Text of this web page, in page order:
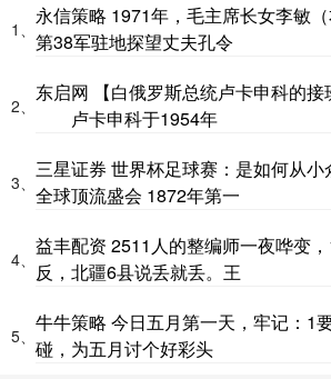
1、
永信策略 1971年，毛主席长女李敏
第38军驻地探望丈夫孔令
2、
东启网 【白俄罗斯总统卢卡申科的接
卢卡申科于1954年
3、
三星证券 世界杯足球赛：是如何从
全球顶流盛会 1872年第一
4、
益丰配资 2511人的整编师一夜哗变
反，北疆6县说丢就丢。王
5、
牛牛策略 今日五月第一天，牢记：1
碰，为五月讨个好彩头